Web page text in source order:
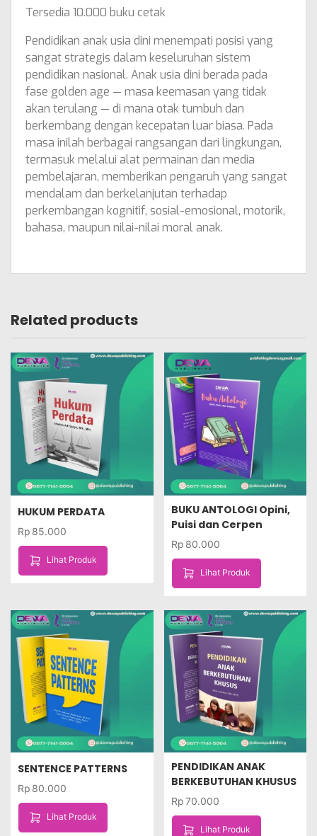
Tersedia 10.000 buku cetak
Pendidikan anak usia dini menempati posisi yang
sangat strategis dalam keseluruhan sistem
pendidikan nasional. Anak usia dini berada pada
fase golden age — masa keemasan yang tidak
akan terulang — di mana otak tumbuh dan
berkembang dengan kecepatan luar biasa. Pada
masa inilah berbagai rangsangan dari lingkungan,
termasuk melalui alat permainan dan media
pembelajaran, memberikan pengaruh yang sangat
mendalam dan berkelanjutan terhadap
perkembangan kognitif, sosial-emosional, motorik,
bahasa, maupun nilai-nilai moral anak.
Related products
HUKUM PERDATA
Rp 85.000
Lihat Produk
BUKU ANTOLOGI Opini,
Puisi dan Cerpen
Rp 80.000
Lihat Produk
SENTENCE PATTERNS
Rp 80.000
Lihat Produk
PENDIDIKAN ANAK
BERKEBUTUHAN KHUSUS
Rp70.000
Lihat Produk